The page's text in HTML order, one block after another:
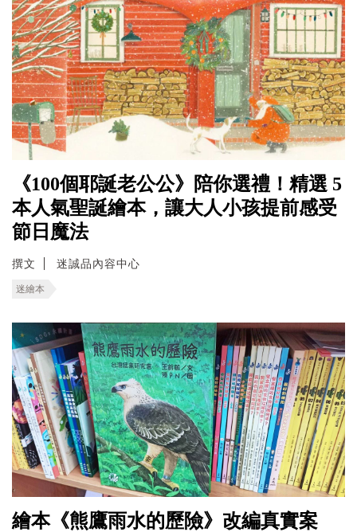
《100個耶誕老公公》陪你選禮！精選 5
本人氣聖誕繪本，讓大人小孩提前感受
節日魔法
撰文 迷誠品內容中心
迷繪本
繪本《熊鷹雨水的歷險》改編真實案